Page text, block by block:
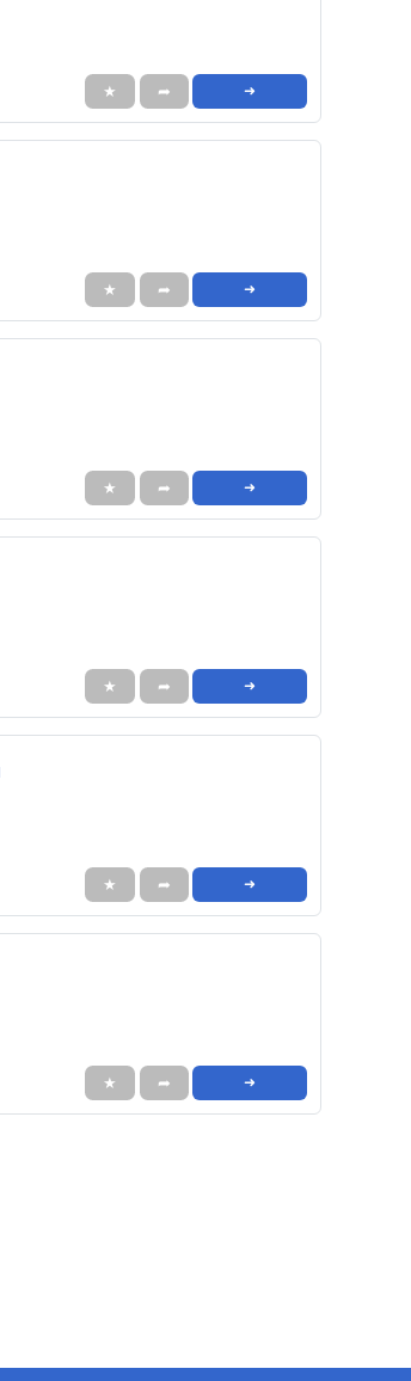
★ ➦ ➜
★ ➦ ➜
★ ➦ ➜
★ ➦ ➜
★ ➦ ➜
★ ➦ ➜